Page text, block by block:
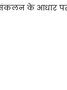
के आधार